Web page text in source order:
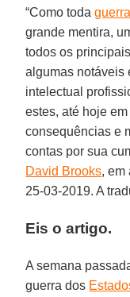
“Como todaguerra
grande mentira,
todos os
algumas notáveis
intelectual
estes, até hoje
consequências e
contas por sua
David Brooks, em
25-03-2019. A
Eis o artigo.
A semana
guerra dos